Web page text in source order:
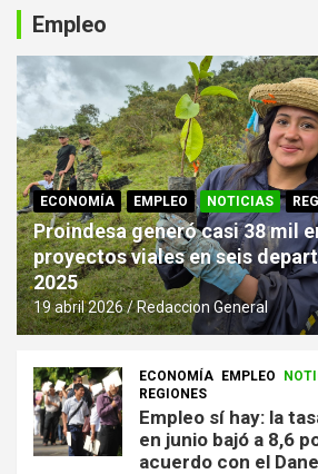
Empleo
ECONOMÍA EMPLEO NOTICIAS
Proindesa generó casi 38 mil
proyectos viales en seis
2025
19 abril 2026 Redaccion General
ECONOMÍA EMPLEO
REGIONES
Empleo sí hay: la
en junio bajó a 8,6
acuerdo con el Dane